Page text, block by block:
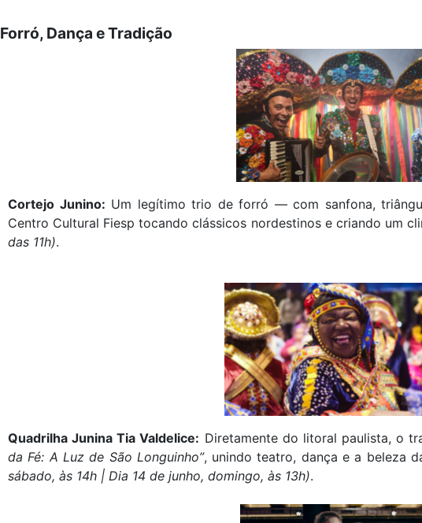
Forró, Dança e Tradição
Cortejo Junino: Um legítimo trio de forró — com sanfona,
Centro Cultural Fiesp tocando clássicos nordestinos e criando um
das 11h).
Quadrilha Junina Tia Valdelice: Diretamente do litoral paulista, o
da Fé: A Luz de São Longuinho”, unindo teatro, dança e a beleza
sábado, às 14h | Dia 14 de junho, domingo, às 13h).